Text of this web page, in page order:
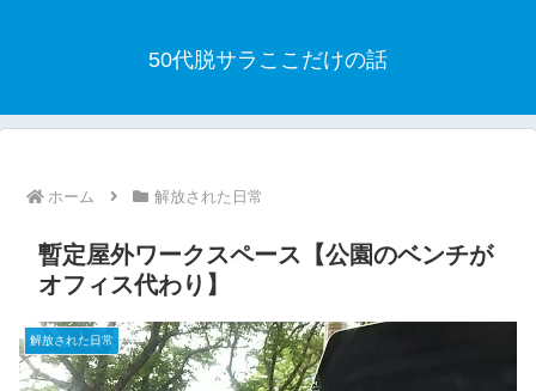
50代脱サラここだけの話
ホーム 解放された日常
暫定屋外ワークスペース【公園のベンチが
オフィス代わり】
解放された日常